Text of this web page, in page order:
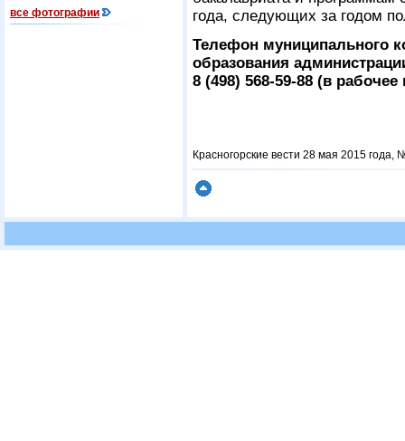
все фотографии
года, следующих за годом
Телефон муниципального
образования
8 (498) 568-59-88 (в
Красногорские вести 28 мая 2015 года,